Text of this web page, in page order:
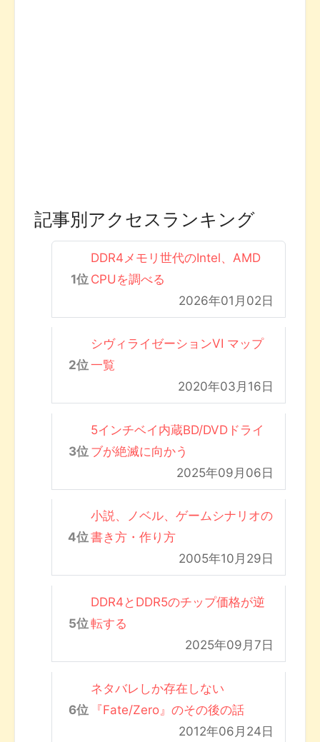
記事別アクセスランキング
DDR4メモリ世代のIntel、AMD
CPUを調べる
2026年01月02日
シヴィライゼーションVI マップ
一覧
2020年03月16日
5インチベイ内蔵BD/DVDドライ
ブが絶滅に向かう
2025年09月06日
小説、ノベル、ゲームシナリオの
書き方・作り方
2005年10月29日
DDR4とDDR5のチップ価格が逆
転する
2025年09月7日
ネタバレしか存在しない
『Fate/Zero』のその後の話
2012年06月24日